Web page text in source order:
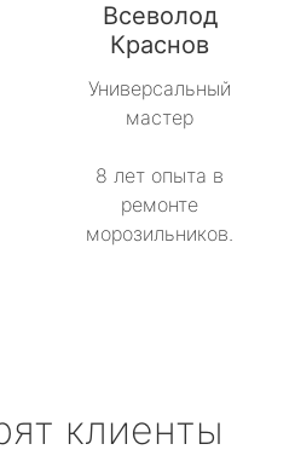
Всеволод
Краснов
Универсальный
мастер
8 лет опыта в
ремонте
морозильников.
клиенты